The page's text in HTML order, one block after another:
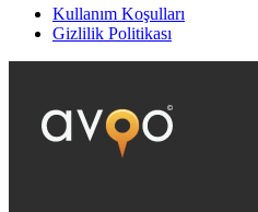
Kullanım Koşulları
Gizlilik Politikası